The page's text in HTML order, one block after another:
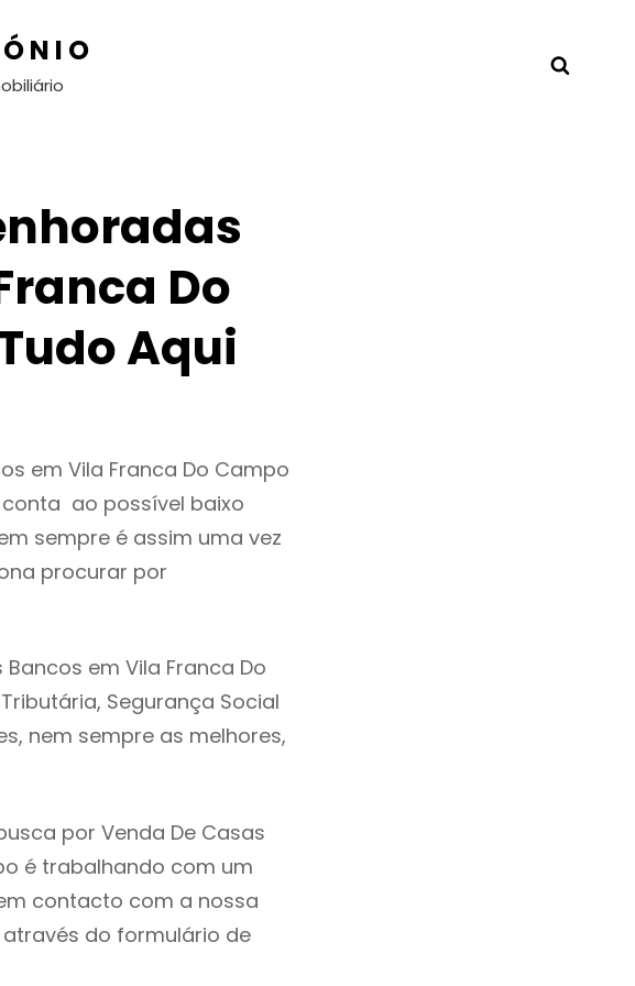
Do
Aqui
em Vila Franca Do Campo
ao possível baixo
sempre é assim uma vez
procurar por
em Vila Franca Do
Segurança Social
nem sempre as melhores,
por Venda De Casas
é trabalhando com um
contacto com a nossa
do formulário de